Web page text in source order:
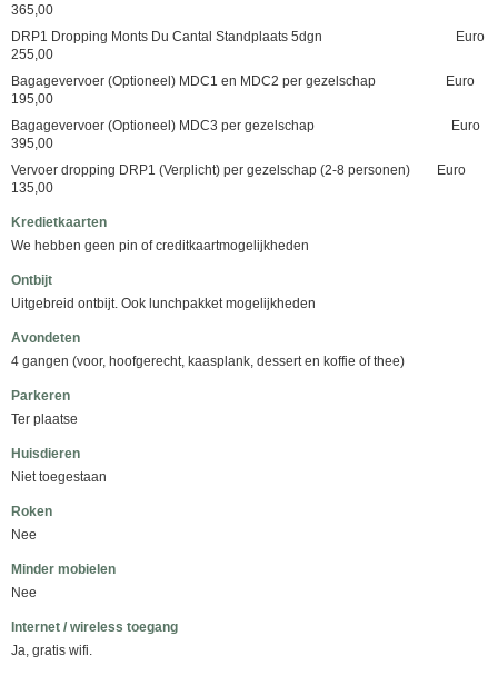
365,00
DRP1 Dropping Monts Du Cantal Standplaats 5dgn Euro
255,00
Bagagevervoer (Optioneel) MDC1 en MDC2 per gezelschap Euro
195,00
Bagagevervoer (Optioneel) MDC3 per gezelschap Euro
395,00
Vervoer dropping DRP1 (Verplicht) per gezelschap (2-8 personen) Euro
135,00
Kredietkaarten
We hebben geen pin of creditkaartmogelijkheden
Ontbijt
Uitgebreid ontbijt. Ook lunchpakket mogelijkheden
Avondeten
4 gangen (voor, hoofgerecht, kaasplank, dessert en koffie of thee)
Parkeren
Ter plaatse
Huisdieren
Niet toegestaan
Roken
Nee
Minder mobielen
Nee
Internet / wireless toegang
Ja, gratis wifi.